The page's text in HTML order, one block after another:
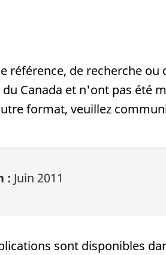
de recherche ou
Canada et n'ont pas été
format, veuillez
: Juin 2011
sont disponibles